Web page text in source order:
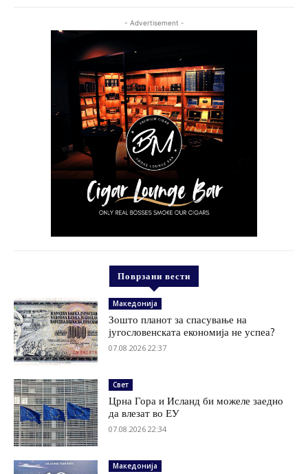
- Advertisement -
Поврзани вести
Македонија
Зошто планот за спасување на
југословенската економија не успеа?
07.08.2026 22:37
Свет
Црна Гора и Исланд би можеле заедно
да влезат во ЕУ
07.08.2026 22:34
Македонија